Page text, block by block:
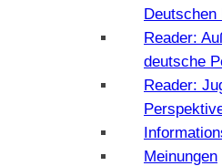
Deutschen
Reader:
deutsche
Reader:
Meinungen